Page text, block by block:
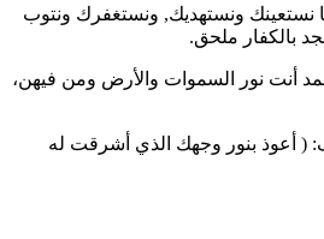
نستعينك ونستهديك, ونستغفرك ونتوب
بالكفار ملحق.
أنت نور السموات والأرض ومن فيهن،
( أعوذ بنور وجهك الذي أشرقت له